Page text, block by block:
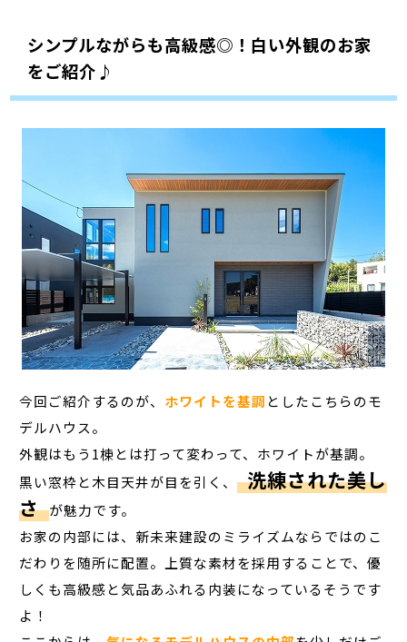
シンプルながらも高級感◎！白い外観のお家
をご紹介♪
今回ご紹介するのが、 ホワイトを基調 としたこちらのモ
デルハウス。
外観はもう1棟とは打って変わって、ホワイトが基調。
黒い窓枠と木目天井が目を引く、 洗練された美し
さ が魅力です。
お家の内部には、新未来建設のミライズムならではのこ
だわりを随所に配置。上質な素材を採用することで、優
しくも高級感と気品あふれる内装になっているそうです
よ！